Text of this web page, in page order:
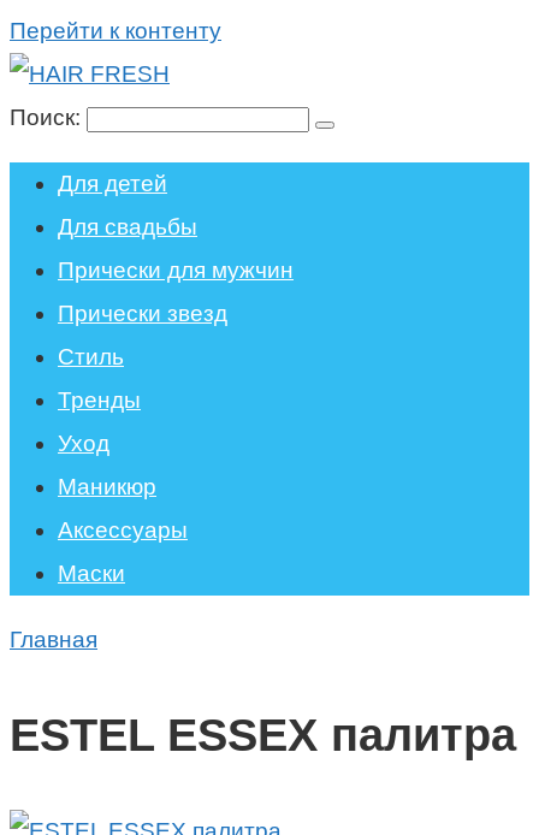
Перейти к контенту
Поиск:
Для детей
Для свадьбы
Прически для мужчин
Прически звезд
Стиль
Тренды
Уход
Маникюр
Аксессуары
Маски
Главная
ESTEL ESSEX палитра